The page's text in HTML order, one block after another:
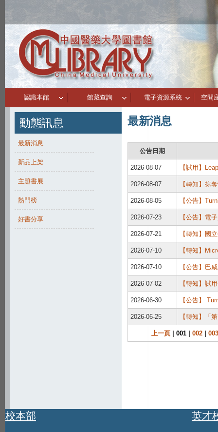
認識本館 館藏查詢 電子資源系統 空間
動態訊息
最新消息
新品上架
主題書展
熱門榜
好書分享
最新消息
公告日期
2026-08-07 【試用】
2026-08-07 【轉知】掠
2026-08-05 【公告】
2026-07-23 【公告】電
2026-07-21 【轉知】國
2026-07-10 【轉知】
2026-07-10 【公告】巴
2026-07-02 【轉知】試
2026-06-30 【公告】
2026-06-25 【轉知】「
上一頁 | 001 | 002
校本部 英才